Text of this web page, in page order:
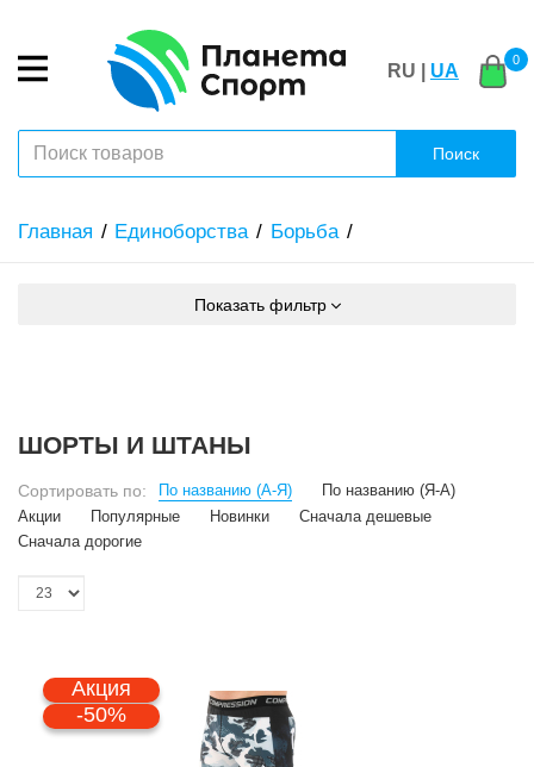
RU | UA
0
Поиск
Главная Единоборства Борьба
Показать фильтр
ШОРТЫ И ШТАНЫ
Сортировать по: По названию (А-Я)
По названию (Я-А)
Акции
Популярные Новинки
Сначала дешевые
Сначала дорогие
Акция
-50%